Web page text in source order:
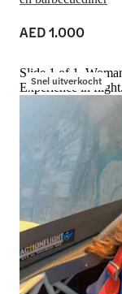
AED 1.000
Snel uitverkocht
Slide 1 of 1,
Experience in flight.